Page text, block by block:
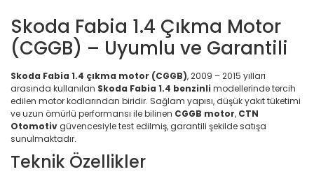
Skoda Fabia 1.4 Çıkma Motor
(CGGB) – Uyumlu ve Garantili
Skoda Fabia 1.4 çıkma motor (CGGB), 2009 – 2015 yılları
arasında kullanılan Skoda Fabia 1.4 benzinli modellerinde tercih
edilen motor kodlarından biridir. Sağlam yapısı, düşük yakıt tüketimi
ve uzun ömürlü performansı ile bilinen CGGB motor, CTN
Otomotivgüvencesiyle test edilmiş, garantili şekilde satışa
sunulmaktadır.
Teknik Özellikler